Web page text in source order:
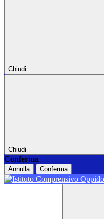
Chiudi
Chiudi
Conferma
Annulla Conferma